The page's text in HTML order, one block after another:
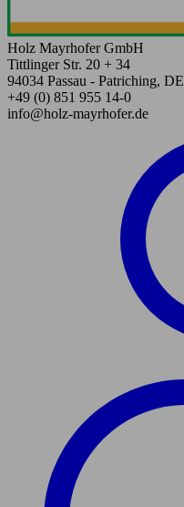
Holz Mayrhofer GmbH
Tittlinger Str. 20 + 34
94034 Passau - Patriching, DE
+49 (0) 851 955 14-0
info@holz-mayrhofer.de